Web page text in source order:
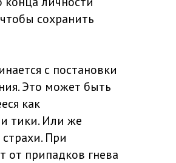
сохранить
с постановки
Это может быть
как
тики. Или же
При
от припадков гнева